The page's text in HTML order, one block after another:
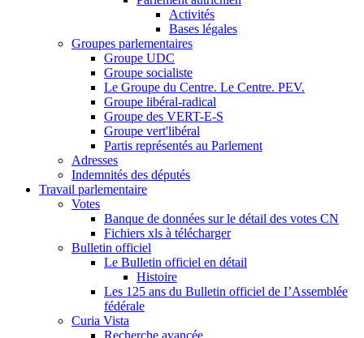
Activités
Bases légales
Groupes parlementaires
Groupe UDC
Groupe socialiste
Le Groupe du Centre. Le Centre. PEV.
Groupe libéral-radical
Groupe des VERT-E-S
Groupe vert'libéral
Partis représentés au Parlement
Adresses
Indemnités des députés
Travail parlementaire
Votes
Banque de données sur le détail des votes CN
Fichiers xls à télécharger
Bulletin officiel
Le Bulletin officiel en détail
Histoire
Les 125 ans du Bulletin officiel de I’Assemblée
fédérale
Curia Vista